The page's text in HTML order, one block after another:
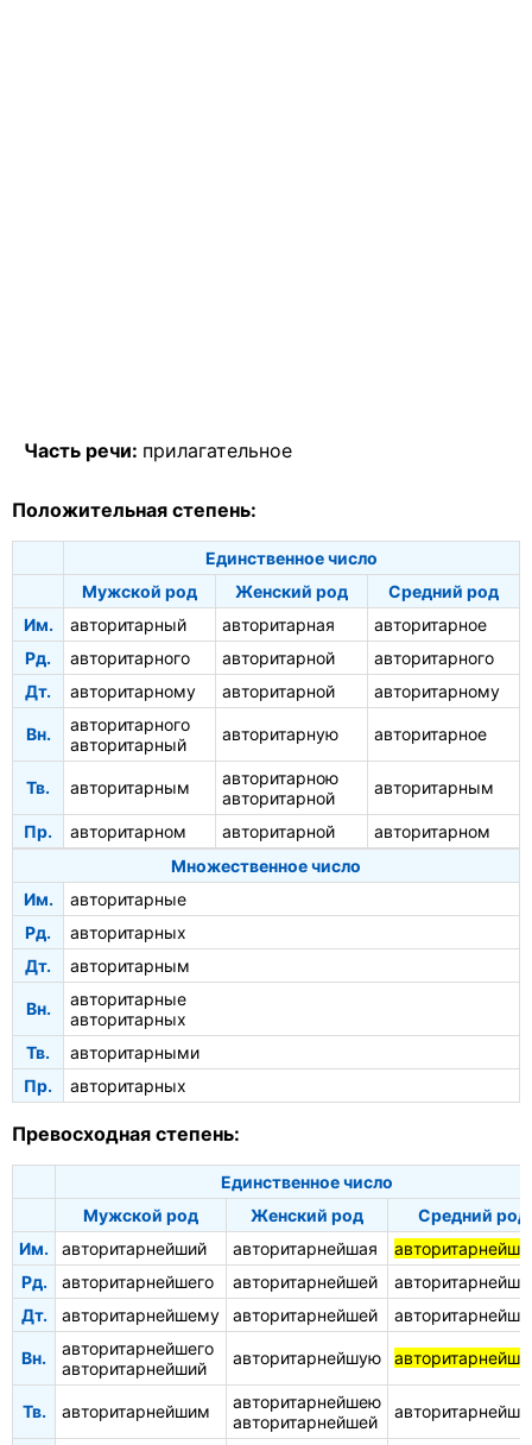
Часть речи: прилагательное
Положительная степень:
Единственное число
Мужской род
Женский род
Средний род
Им.
авторитарный авторитарная
авторитарное
Рд.
авторитарного авторитарной
авторитарного
Дт.
авторитарному авторитарной авторитарному
Вн.
авторитарного
авторитарный
авторитарную авторитарное
Тв. авторитарным
авторитарною
авторитарной
авторитарным
Пр. авторитарном авторитарной
авторитарном
Множественное число
Им.
авторитарные
Рд.
авторитарных
Дт.
авторитарным
Вн.
авторитарные
авторитарных
Тв.
авторитарными
Пр.
авторитарных
Превосходная степень:
Единственное число
Мужской род
Женский род
Средний род
Им.
авторитарнейший авторитарнейшая
Рд.
авторитарнейшего авторитарнейшей
Дт.
авторитарнейшему авторитарнейшей
Вн.
авторитарнейшего
авторитарнейший
авторитарнейшую
Тв. авторитарнейшим
авторитарнейшею
авторитарнейшей